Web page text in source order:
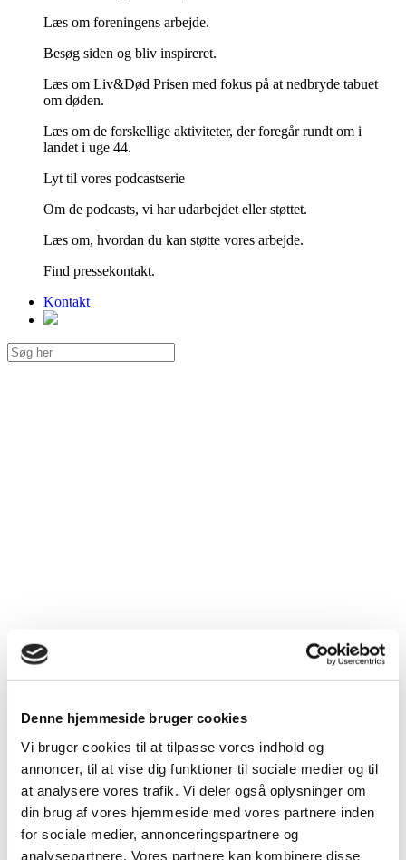
Denne hjemmeside bruger cookies
Vi bruger cookies til at tilpasse vores indhold og
annoncer, til at vise dig funktioner til sociale medier og til
at analysere vores trafik. Vi deler også oplysninger om
din brug af vores hjemmeside med vores partnere inden
for sociale medier, annonceringspartnere og
analysepartnere. Vores partnere kan kombinere disse
Læs om foreningens arbejde.
Besøg siden og bliv inspireret.
Læs om Liv&Død Prisen med fokus på at nedbryde tabuet
om døden.
Læs om de forskellige aktiviteter, der foregår rundt om i
landet i uge 44.
Lyt til vores podcastserie
Om de podcasts, vi har udarbejdet eller støttet.
Læs om, hvordan du kan støtte vores arbejde.
Find pressekontakt.
Kontakt